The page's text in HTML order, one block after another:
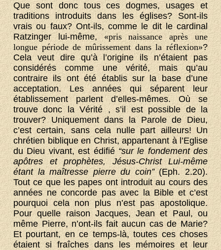
Que sont donc tous ces dogmes, usages et
traditions introduits dans les églises? Sont-ils
vrais ou faux? Ont-ils, comme le dit le cardinal
Ratzinger lui-même,«pris naissance après une
longue période de mûrissement dans la réflexion»?
Cela veut dire qu’à l’origine ils n’étaient pas
considérés comme une vérité, mais qu’au
contraire ils ont été établis sur la base d’une
acceptation. Les années qui séparent leur
établissement parlent d’elles-mêmes. Où se
trouve donc la Vérité , s’il est possible de la
trouver? Uniquement dans la Parole de Dieu,
c’est certain, sans cela nulle part ailleurs! Un
chrétien biblique en Christ, appartenant à l’Eglise
du Dieu vivant, est édifié“sur le fondement des
apôtres et prophètes, Jésus-Christ Lui-même
étant la maîtresse pierre du coin”(Eph. 2.20).
Tout ce que les papes ont introduit au cours des
années ne concorde pas avec la Bible et c’est
pourquoi cela non plus n’est pas apostolique.
Pour quelle raison Jacques, Jean et Paul, ou
même Pierre, n’ont-ils fait aucun cas de Marie?
Et pourtant, en ce temps-là, toutes ces choses
étaient si fraîches dans les mémoires et leur